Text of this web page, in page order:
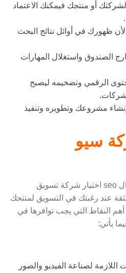
أو منتجك فيمكنك الاعتماد
لأن ظهورك في أوائل نتائج البحث
الصندوق واستغلال المهارات
الرقمي وتضخيمه ليصبح
مشروعك وتطويره وتنفيذ
سيو
يجب عليك بعد معرفة ما هو ال seo اختيار شركة تسويق
عند رغبتك في التسويق لمنتجك
النقاط التي يجب توافرها في
يأتي:
لصناعة الفيديو والصور